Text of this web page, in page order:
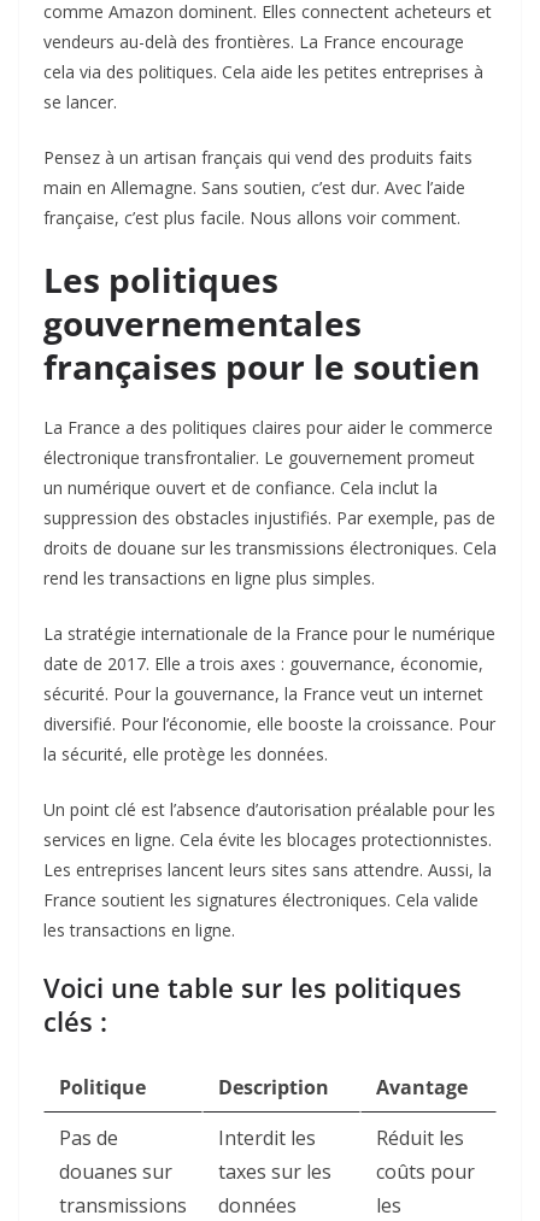
comme Amazon dominent. Elles connectent acheteurs et
vendeurs au-delà des frontières. La France encourage
cela via des politiques. Cela aide les petites entreprises à
se lancer.
Pensez à un artisan français qui vend des produits faits
main en Allemagne. Sans soutien, c’est dur. Avec l’aide
française, c’est plus facile. Nous allons voir comment.
Les politiques
gouvernementales
françaises pour le soutien
La France a des politiques claires pour aider le commerce
électronique transfrontalier. Le gouvernement promeut
un numérique ouvert et de confiance. Cela inclut la
suppression des obstacles injustifiés. Par exemple, pas de
droits de douane sur les transmissions électroniques. Cela
rend les transactions en ligne plus simples.
La stratégie internationale de la France pour le numérique
date de 2017. Elle a trois axes : gouvernance, économie,
sécurité. Pour la gouvernance, la France veut un internet
diversifié. Pour l’économie, elle booste la croissance. Pour
la sécurité, elle protège les données.
Un point clé est l’absence d’autorisation préalable pour les
services en ligne. Cela évite les blocages protectionnistes.
Les entreprises lancent leurs sites sans attendre. Aussi, la
France soutient les signatures électroniques. Cela valide
les transactions en ligne.
Voici une table sur les politiques
clés :
Politique Description
Avantage
Pas de
douanes sur
transmissions
Interdit les
taxes sur les
données
Réduit les
coûts pour
les